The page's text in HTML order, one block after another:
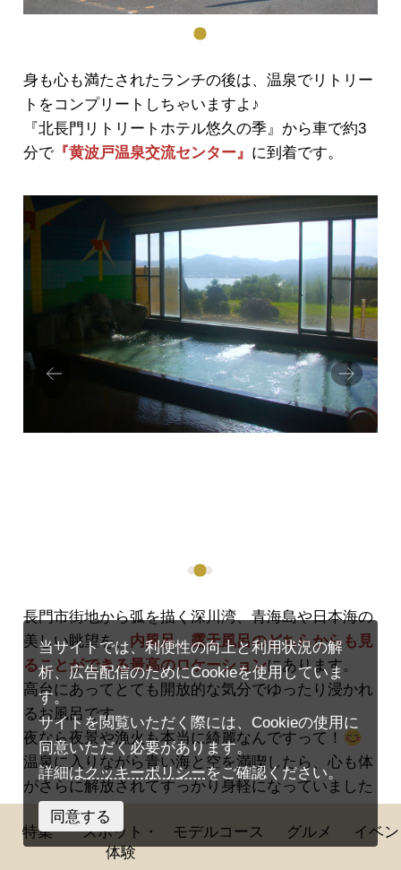
身も心も満たされたランチの後は、温泉でリトリー
トをコンプリートしちゃいますよ♪
『北長門リトリートホテル悠久の季』から車で約3
分で『黄波戸温泉交流センター』 に到着です。
ious
Next
長門市街地から弧を描く深川湾、青海島や日本海の
美しい眺望を、内風呂、露天風呂のどちらからも見
ることができる最高のロケーションにあります。
高台にあってとても開放的な気分でゆったり浸かれ
るお風呂です。
夜なら夜景や漁火も本当に綺麗なんですって！
温泉に入りながら青い海と空を満喫したら、心も体
がさらに解放されてすっかり身軽になっていました
[黄波戸温泉交流センター 基本情報]
特集
スポット・
体験
モデルコース グルメ イベ
当サイトでは、利便性の向上と利用状況の解
析、広告配信のためにCookieを使用していま
す。
サイトを閲覧いただく際には、Cookieの使用に
同意いただく必要があります。
詳細はクッキーポリシーをご確認ください。
同意する